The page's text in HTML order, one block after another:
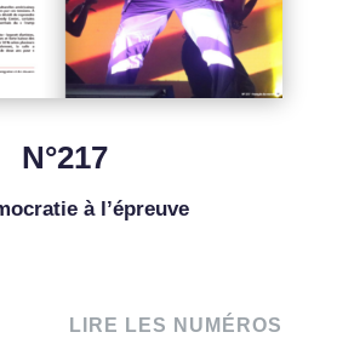
N°217
à l’épreuve
LIRE LES NUMÉROS